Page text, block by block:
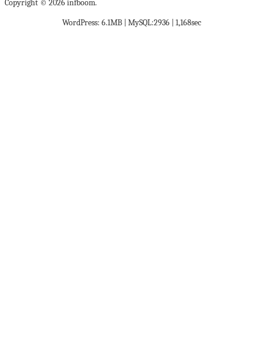
Copyright © 2026 infboom.
WordPress: 6.1MB | MySQL:2936 | 1,168sec